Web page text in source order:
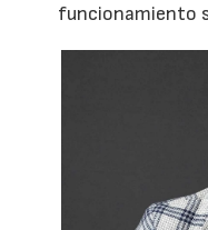
funcionamiento